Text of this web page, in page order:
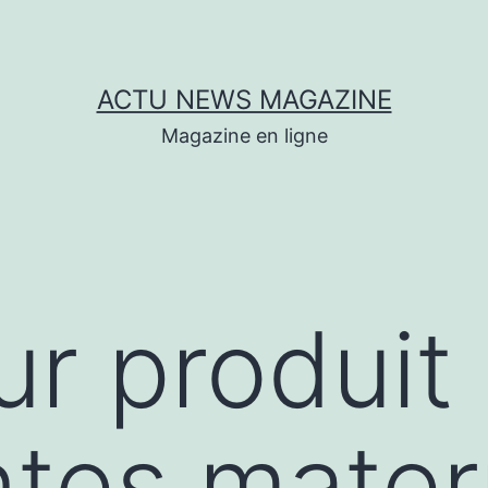
ACTU NEWS MAGAZINE
Magazine en ligne
produit